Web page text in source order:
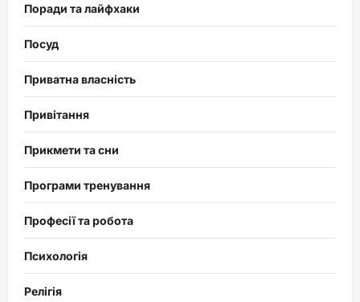
Поради та лайфхаки
Посуд
Приватна власність
Привітання
Прикмети та сни
Програми тренування
Професії та робота
Психологія
Релігія